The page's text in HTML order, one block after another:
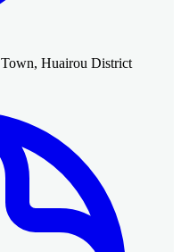
Huairou District